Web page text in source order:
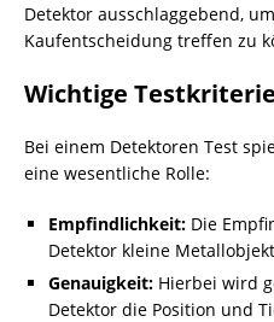
Detektor ausschlaggebend,
Kaufentscheidung treffen zu
Wichtige
Bei einem Detektoren Test
eine wesentliche Rolle:
Empfindlichkeit: Die
Detektor kleine
Genauigkeit: Hierbei wird
Detektor die Position und